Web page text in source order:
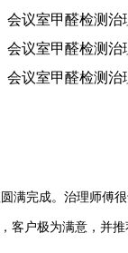
满完成。治理师傅
客户极为满意，并